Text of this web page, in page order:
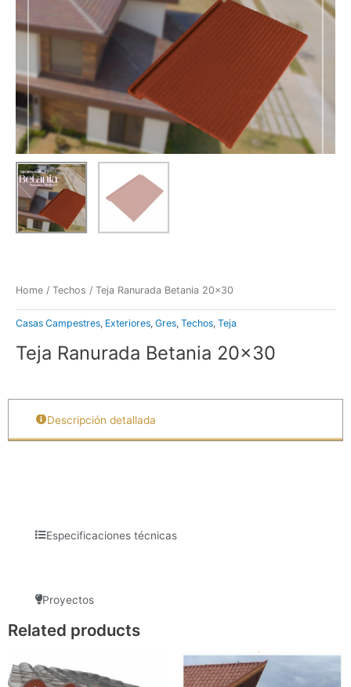
Home / Techos / Teja Ranurada Betania 20×30
Casas Campestres, Exteriores, Gres, Techos, Teja
Teja Ranurada Betania 20×30
Descripción detallada
Especificaciones técnicas
Proyectos
Related products